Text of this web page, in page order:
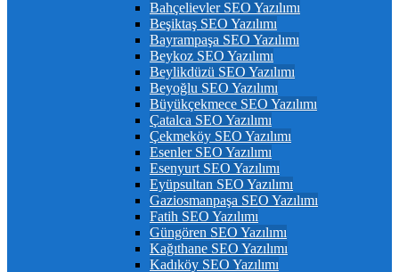
Bahçelievler SEO Yazılımı
Beşiktaş SEO Yazılımı
Bayrampaşa SEO Yazılımı
Beykoz SEO Yazılımı
Beylikdüzü SEO Yazılımı
Beyoğlu SEO Yazılımı
Büyükçekmece SEO Yazılımı
Çatalca SEO Yazılımı
Çekmeköy SEO Yazılımı
Esenler SEO Yazılımı
Esenyurt SEO Yazılımı
Eyüpsultan SEO Yazılımı
Gaziosmanpaşa SEO Yazılımı
Fatih SEO Yazılımı
Güngören SEO Yazılımı
Kağıthane SEO Yazılımı
Kadıköy SEO Yazılımı